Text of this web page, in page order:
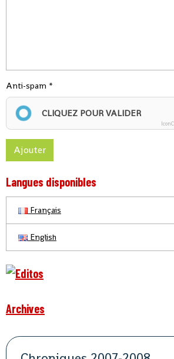
Anti-spam
CLIQUEZ POUR VALIDER
Ajouter
Langues disponibles
Français
English
Archives